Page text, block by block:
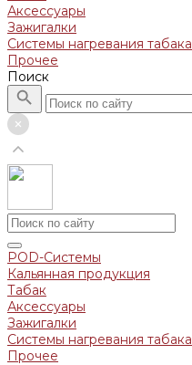
Аксессуары
Зажигалки
Системы нагревания табака
Прочее
Поиск
POD-Системы
Кальянная продукция
Табак
Аксессуары
Зажигалки
Системы нагревания табака
Прочее